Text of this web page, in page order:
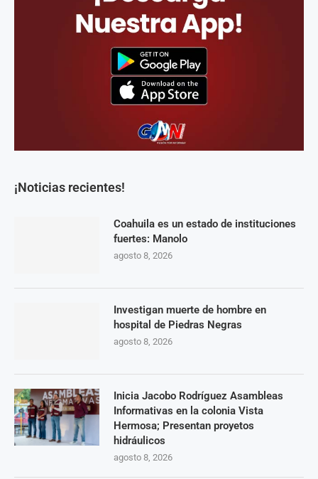
¡Noticias recientes!
Coahuila es un estado de instituciones
fuertes: Manolo
agosto 8, 2026
Investigan muerte de hombre en
hospital de Piedras Negras
agosto 8, 2026
Inicia Jacobo Rodríguez Asambleas
Informativas en la colonia Vista
Hermosa; Presentan proyetos
hidráulicos
agosto 8, 2026